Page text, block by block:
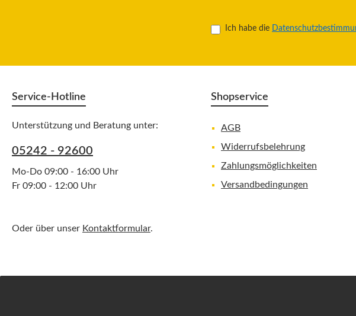
Ich habe die
Service-Hotline
Unterstützung und Beratung unter:
05242 - 92600
Mo-Do 09:00 - 16:00 Uhr
Fr 09:00 - 12:00 Uhr
Oder über unser Kontaktformular.
Shopservice
AGB
Widerrufsbelehrung
Zahlungsmöglichkeiten
Versandbedingungen